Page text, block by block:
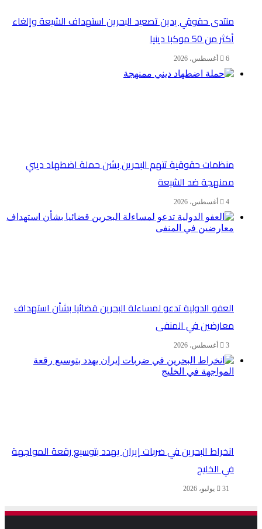
منتدى حقوقي يدين تصعيد البحرين استهداف الشيعة وإلغاء
أكثر من 50 موكبا دينيا
6 أغسطس، 2026
منظمات حقوقية تتهم البحرين بشن حملة اضطهاد ديني
ممنهجة ضد الشيعة
4 أغسطس، 2026
العفو الدولية تدعو لمساءلة البحرين قضائيا بشأن استهداف
معارضين في المنفى
3 أغسطس، 2026
انخراط البحرين في ضربات إيران يهدد بتوسيع رقعة المواجهة
في الخليج
31 يوليو، 2026